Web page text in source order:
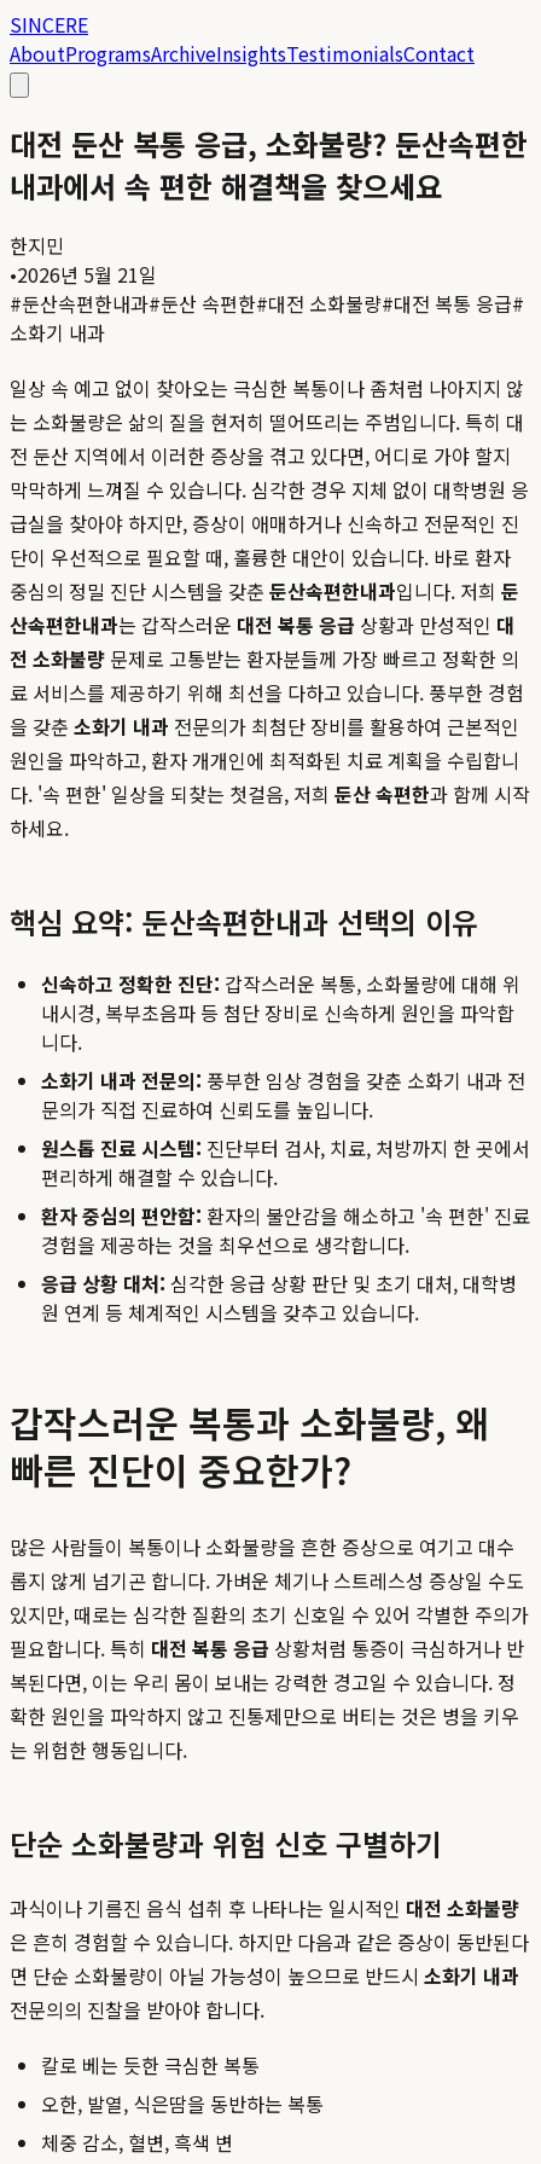
SINCERE
AboutProgramsArchiveInsightsTestimonialsContact
대전 둔산 복통 응급, 소화불량? 둔산속편한
내과에서 속 편한 해결책을 찾으세요
한지민
•2026년 5월 21일
#둔산속편한내과#둔산 속편한#대전 소화불량#대전 복통 응급#
소화기 내과
일상 속 예고 없이 찾아오는 극심한 복통이나 좀처럼 나아지지 않
는 소화불량은 삶의 질을 현저히 떨어뜨리는 주범입니다. 특히 대
전 둔산 지역에서 이러한 증상을 겪고 있다면, 어디로 가야 할지
막막하게 느껴질 수 있습니다. 심각한 경우 지체 없이 대학병원 응
급실을 찾아야 하지만, 증상이 애매하거나 신속하고 전문적인 진
단이 우선적으로 필요할 때, 훌륭한 대안이 있습니다. 바로 환자
중심의 정밀 진단 시스템을 갖춘 둔산속편한내과입니다. 저희 둔
산속편한내과는 갑작스러운 대전 복통 응급 상황과 만성적인 대
전 소화불량 문제로 고통받는 환자분들께 가장 빠르고 정확한 의
료 서비스를 제공하기 위해 최선을 다하고 있습니다. 풍부한 경험
을 갖춘 소화기 내과 전문의가 최첨단 장비를 활용하여 근본적인
원인을 파악하고, 환자 개개인에 최적화된 치료 계획을 수립합니
다. '속 편한' 일상을 되찾는 첫걸음, 저희 둔산 속편한과 함께 시작
하세요.
핵심 요약: 둔산속편한내과 선택의 이유
신속하고 정확한 진단: 갑작스러운 복통, 소화불량에 대해 위
내시경, 복부초음파 등 첨단 장비로 신속하게 원인을 파악합
니다.
소화기 내과 전문의: 풍부한 임상 경험을 갖춘 소화기 내과 전
문의가 직접 진료하여 신뢰도를 높입니다.
원스톱 진료 시스템: 진단부터 검사, 치료, 처방까지 한 곳에서
편리하게 해결할 수 있습니다.
환자 중심의 편안함: 환자의 불안감을 해소하고 '속 편한' 진료
경험을 제공하는 것을 최우선으로 생각합니다.
응급 상황 대처: 심각한 응급 상황 판단 및 초기 대처, 대학병
원 연계 등 체계적인 시스템을 갖추고 있습니다.
갑작스러운 복통과 소화불량, 왜
빠른 진단이 중요한가?
많은 사람들이 복통이나 소화불량을 흔한 증상으로 여기고 대수
롭지 않게 넘기곤 합니다. 가벼운 체기나 스트레스성 증상일 수도
있지만, 때로는 심각한 질환의 초기 신호일 수 있어 각별한 주의가
필요합니다. 특히 대전 복통 응급 상황처럼 통증이 극심하거나 반
복된다면, 이는 우리 몸이 보내는 강력한 경고일 수 있습니다. 정
확한 원인을 파악하지 않고 진통제만으로 버티는 것은 병을 키우
는 위험한 행동입니다.
단순 소화불량과 위험 신호 구별하기
과식이나 기름진 음식 섭취 후 나타나는 일시적인 대전 소화불량
은 흔히 경험할 수 있습니다. 하지만 다음과 같은 증상이 동반된다
면 단순 소화불량이 아닐 가능성이 높으므로 반드시 소화기 내과
전문의의 진찰을 받아야 합니다.
칼로 베는 듯한 극심한 복통
오한, 발열, 식은땀을 동반하는 복통
체중 감소, 혈변, 흑색 변